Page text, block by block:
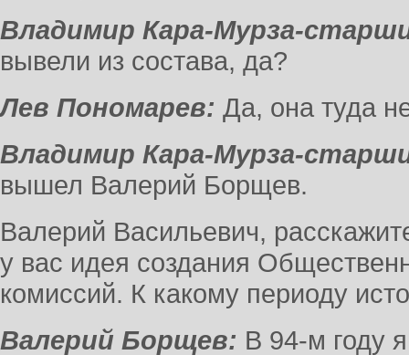
Владимир Кара-Мурза-
вывели из состава, да?
Лев Пономарев: Да, она туда
Владимир Кара-Мурза-
вышел Валерий Борщев.
Валерий Васильевич,
у вас идея создания
комиссий. К какому периоду
Валерий Борщев: В 94-м году